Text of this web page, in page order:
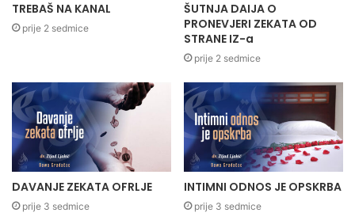
TREBAŠ NA KANAL
prije 2 sedmice
ŠUTNJA DAIJA O
PRONEVJERI ZEKATA OD
STRANE IZ-a
prije 2 sedmice
DAVANJE ZEKATA OFRLJE
prije 3 sedmice
INTIMNI ODNOS JE OPSKRBA
prije 3 sedmice